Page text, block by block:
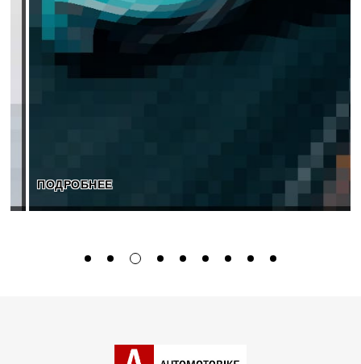
ПОДРОБНЕЕ